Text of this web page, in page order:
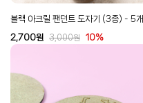
블랙 아크릴 팬던트 도자기 (3종) - 5개
2,700원 3,000원 10%